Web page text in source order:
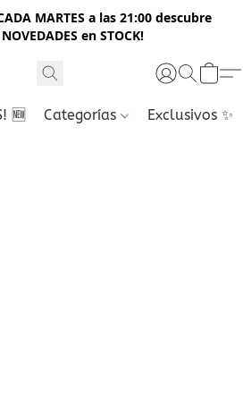
MARTES a las 21:00 descubre
en STOCK!
🆕 Categorías Exclusivos ✨